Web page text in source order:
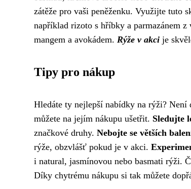
zátěže pro vaši peněženku. Využijte tuto
například rizoto s hříbky a parmazánem
mangem a avokádem. Rýže v akci je
Tipy pro nákup
Hledáte ty nejlepší nabídky na rýži?
můžete na jejím nákupu ušetřit. Sledujte
značkové druhy. Nebojte se větších
rýže, obzvlášť pokud je v akci.
i natural, jasmínovou nebo basmati rýži.
Díky chytrému nákupu si tak můžete